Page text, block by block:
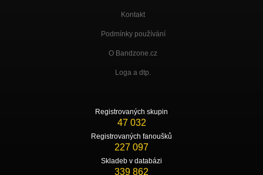
Kontakt
Podmínky používání
O Bandzone.cz
Loga a dtp.
Registrovaných skupin
47 032
Registrovaných fanoušků
227 097
Skladeb v databázi
339 862